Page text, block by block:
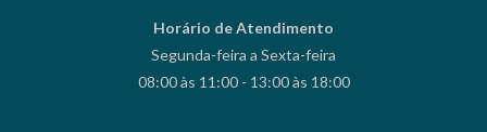
Horário de Atendimento
Segunda-feira a Sexta-feira
08:00 às 11:00 - 13:00 às 18:00